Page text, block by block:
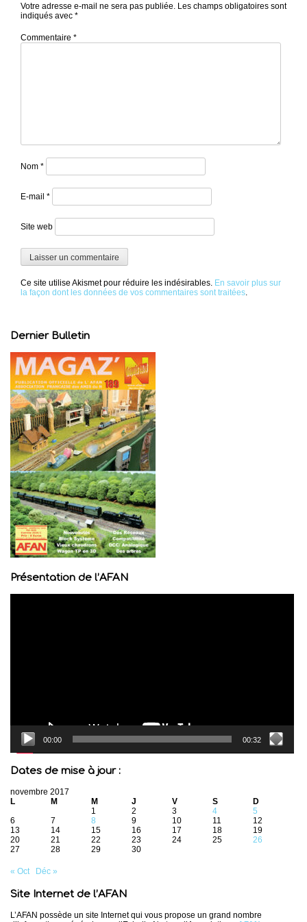
Votre adresse e-mail ne sera pas publiée. Les champs obligatoires sont
indiqués avec *
Commentaire *
Nom *
E-mail *
Site web
Ce site utilise Akismet pour réduire les indésirables. En savoir plus sur
la façon dont les données de vos commentaires sont traitées.
Dernier Bulletin
Présentation de l’AFAN
00:00 00:32
Dates de mise à jour :
novembre 2017
L
M M J V S
D
1
2 3 4
5
6
7 8 9 10 11
12
13
14 15 16 17 18
19
20
21 22 23 24 25
26
27
28 29 30
« Oct Déc »
Site Internet de l’AFAN
L’AFAN possède un site Internet qui vous propose un grand nombre